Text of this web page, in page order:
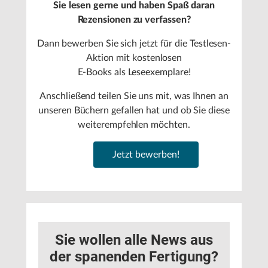
Sie lesen gerne und haben Spaß daran
Rezensionen zu verfassen?
Dann bewerben Sie sich jetzt für die Testlesen-
Aktion mit kostenlosen
E-Books als Leseexemplare!
Anschließend teilen Sie uns mit, was Ihnen an
unseren Büchern gefallen hat und ob Sie diese
weiterempfehlen möchten.
Jetzt bewerben!
Sie wollen alle News aus
der spanenden Fertigung?